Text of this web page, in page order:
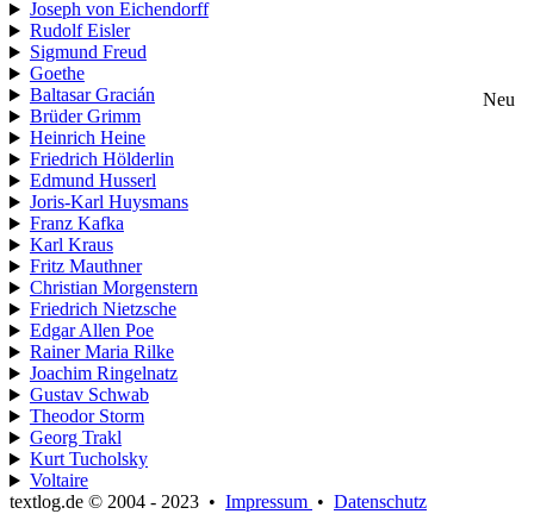
Joseph von Eichendorff
Rudolf Eisler
Sigmund Freud
Goethe
Baltasar Gracián
Neu
Brüder Grimm
Heinrich Heine
Friedrich Hölderlin
Edmund Husserl
Joris-Karl Huysmans
Franz Kafka
Karl Kraus
Fritz Mauthner
Christian Morgenstern
Friedrich Nietzsche
Edgar Allen Poe
Rainer Maria Rilke
Joachim Ringelnatz
Gustav Schwab
Theodor Storm
Georg Trakl
Kurt Tucholsky
Voltaire
textlog.de © 2004 - 2023 • Impressum • Datenschutz